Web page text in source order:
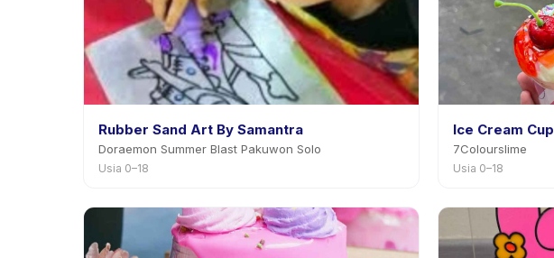
Rubber Sand Art By Samantra
Doraemon Summer Blast Pakuwon Solo
Usia 0–18
Ice Cream Cup
7Colourslime
Usia 0–18